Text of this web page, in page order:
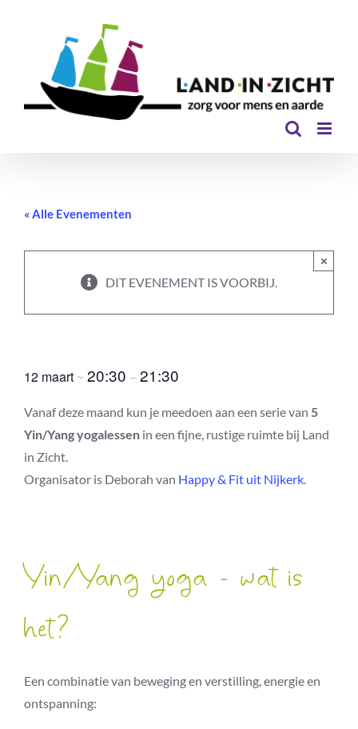
« Alle Evenementen
DIT EVENEMENT IS VOORBIJ.
×
12 maart ~ 20:30 –21:30
Vanaf deze maand kun je meedoen aan een serie van 5
Yin/Yang yogalessen in een fijne, rustige ruimte bij Land
in Zicht.
Organisator is Deborah van Happy & Fit uit Nijkerk.
Yin/Yang yoga – wat is
het?
Een combinatie van beweging en verstilling, energie en
ontspanning: